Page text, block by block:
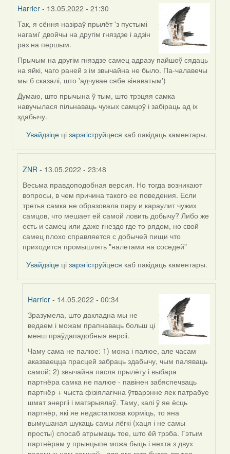
Harrier - 13.05.2022 - 21:30
In
reply
to
by
ZNR
Так, я сёння назіраў прылёт 'з пустымі
нагамі' двойчы на другім гняздзе і адзін
раз на першым.
Прычым на другім гняздзе самец адразу пайшоў сядаць
на яйкі, чаго раней з ім звычайна не было. Па-чалавечы
мы б сказалі, што 'адчувае сябе вінаватым')
Думаю, што прычына ў тым, што трэцяя самка
навучылася пільнаваць чужых самцоў і забіраць ад іх
здабычу.
Увайдзіце цізарэгіструйцеся каб пакідаць каментары.
ZNR - 13.05.2022 - 23:48
In
reply
to
by
Harrier
Весьма правдоподобная версия. Но тогда возникают
вопросы, в чем причина такого ее поведения. Если
третья самка не образовала пару и караулит чужих
самцов, что мешает ей самой ловить добычу? Либо же
есть и самец или даже гнездо где то рядом, но свой
самец плохо справляется с добычей пищи что
приходится промышлять "налетами на соседей"
Увайдзіце цізарэгіструйцеся каб пакідаць каментары.
Harrier- 14.05.2022 - 00:34
In
reply
to
by
ZNR
Зразумела, што дакладна мы не
ведаем і можам прапнаваць больш ці
менш праўдападобныя версіі.
Чаму сама не палюе: 1) можа і палюе, але часам
аказваецца прасцей забраць здабычу, чым паляваць
самой; 2) звычайна пасля прылёту і выбара
партнёра самка не палюе - павінен забяспечваць
партнёр + чыста фізіялагічна ўтварэнне яек патрабуе
шмат энергіі і матэрыялаў. Таму, калі ў яе ёсць
партнёр, які яе недастаткова корміць, то яна
вымушаная шукаць самы лёгкі (хаця і не самы
просты) спосаб атрымаць тое, што ёй трэба. Гэтым
партнёрам у прынцыпе можа быць і нехта з двух